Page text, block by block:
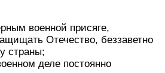
военной присяге,
Отечество, беззаветно
страны;
деле постоянно